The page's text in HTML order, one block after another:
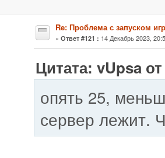
Re: Проблема с запуском
« Ответ #121 : 14 Декабрь 2023,
Цитата: vUpsa
опять 25,
сервер лежит.